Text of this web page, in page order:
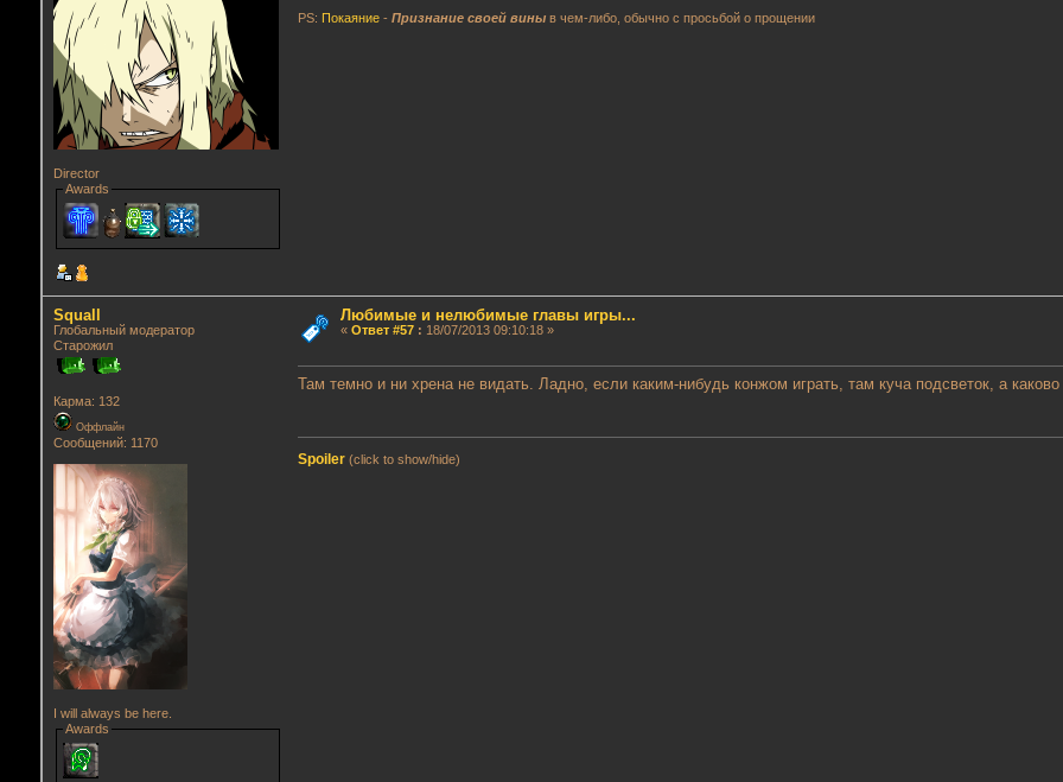
Director
Awards
PS: Покаяние -Признание своей вины в чем-либо, обычно с просьбой о прощении
Squall
Глобальный модератор
Старожил
Карма: 132
Оффлайн
Сообщений: 1170
I will always be here.
Awards
Любимые и нелюбимые главы игры...
« Ответ #57: 18/07/2013 09:10:18 »
Там темно и ни хрена не видать. Ладно, если каким-нибудь конжом играть, там куча подсветок, а каково
Spoiler (click to show/hide)